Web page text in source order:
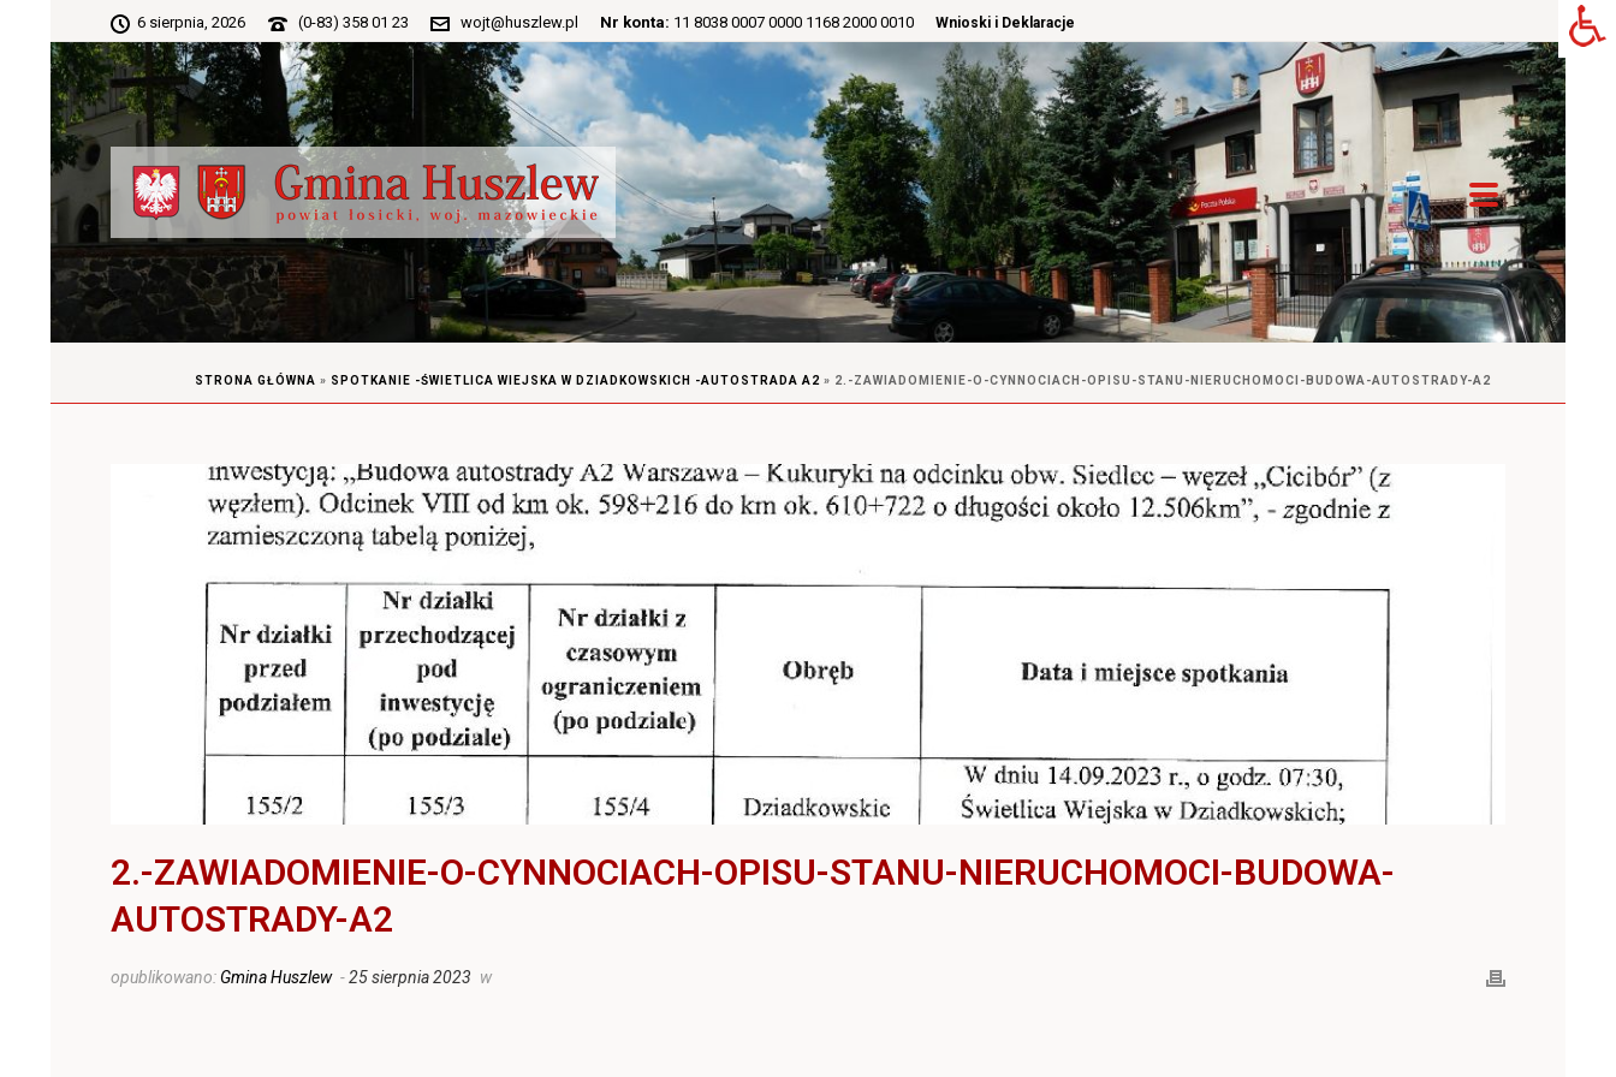
6 sierpnia, 2026 (0-83) 358 01 23 wojt@huszlew.pl Nr konta: 11 8038 0007 0000 1168 2000 0010 Wnioski i Deklaracje
STRONA GŁÓWNA » SPOTKANIE -ŚWIETLICA WIEJSKA W DZIADKOWSKICH -AUTOSTRADA A2 » 2.-ZAWIADOMIENIE-O-CYNNOCIACH-OPISU-STANU-NIERUCHOMOCI-BUDOWA-AUTOSTRADY-A2
2.-ZAWIADOMIENIE-O-CYNNOCIACH-OPISU-STANU-NIERUCHOMOCI-BUDOWA-
AUTOSTRADY-A2
opublikowano: Gmina Huszlew -25 sierpnia 2023 w